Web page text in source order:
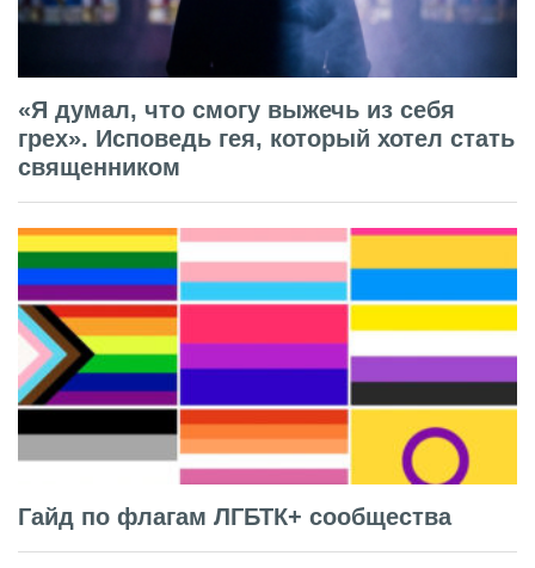
«Я думал, что смогу выжечь из себя
грех». Исповедь гея, который хотел стать
священником
Гайд по флагам ЛГБТК+ сообщества